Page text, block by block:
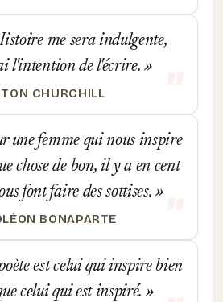
me sera indulgente,
l'intention de l'écrire.
CHURCHILL
une femme qui nous inspire
chose de bon, il y a en cent
font faire des sottises.
BONAPARTE
est celui qui inspire bien
celui qui est inspiré.